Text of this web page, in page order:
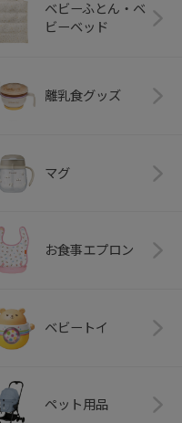
ベビーふとん・ベ
ビーベッド
離乳食グッズ
マグ
お食事エプロン
ベビートイ
ペット用品